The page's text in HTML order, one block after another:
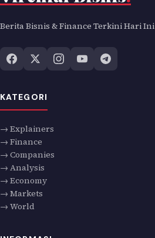
Berita Bisnis & Finance Terkini Hari Ini
KATEGORI
→ Explainers
→ Finance
→ Companies
→ Analysis
→ Economy
→ Markets
→ World